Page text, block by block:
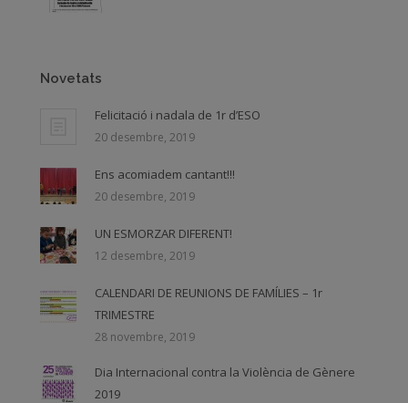
Novetats
Felicitació i nadala de 1r d’ESO
20 desembre, 2019
Ens acomiadem cantant!!!
20 desembre, 2019
UN ESMORZAR DIFERENT!
12 desembre, 2019
CALENDARI DE REUNIONS DE FAMÍLIES – 1r
TRIMESTRE
28 novembre, 2019
Dia Internacional contra la Violència de Gènere
2019